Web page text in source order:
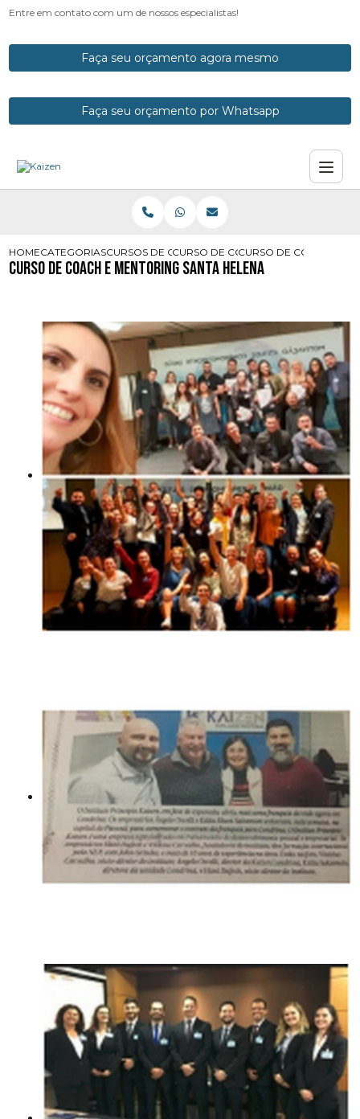
Entre em contato com um de nossos especialistas!
Faça seu orçamento agora mesmo
Faça seu orçamento por Whatsapp
HOMECATEGORIASCURSOS DE COACHCURSO DE COACH E MENTORING
CURSO DE COACH E
Curso de Coach e Mentoring Santa Helena